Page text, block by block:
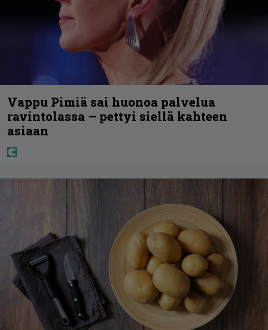
Vappu Pimiä sai huonoa palvelua
ravintolassa – pettyi siellä kahteen
asiaan